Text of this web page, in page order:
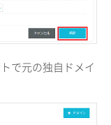
で元の独自ドメイ